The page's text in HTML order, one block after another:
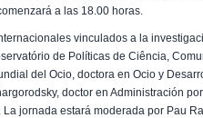
a las 18.00 horas.
vinculados a la
de Políticas de Ciência,
del Ocio, doctora en Ocio y
doctor en Administración
jornada estará moderada por Pau